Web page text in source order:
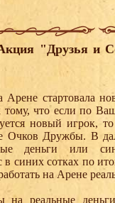
"Друзья и
стартовала
тому, что если по
новый
Очков Дружбы. В
деньги или
синих сотках по
на Арене
реальные деньги